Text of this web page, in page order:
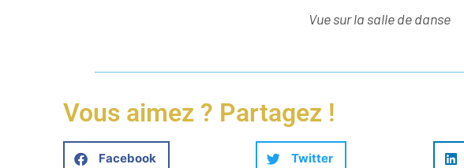
Vue sur la salle de danse
Vous aimez ? Partagez !
Facebook Twitter